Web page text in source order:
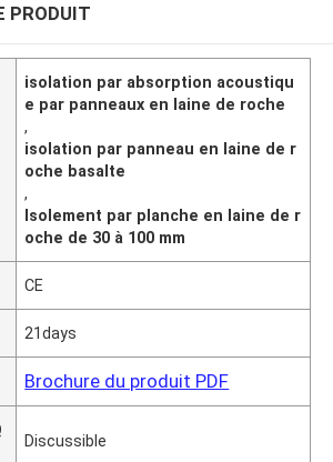
PRODUIT
isolation par absorption acoustiqu
e par panneaux en laine de roche
,
isolation par panneau en laine de r
oche basalte
,
Isolement par planche en laine de r
oche de 30 à 100 mm
CE
21days
Brochure du produit PDF
Discussible